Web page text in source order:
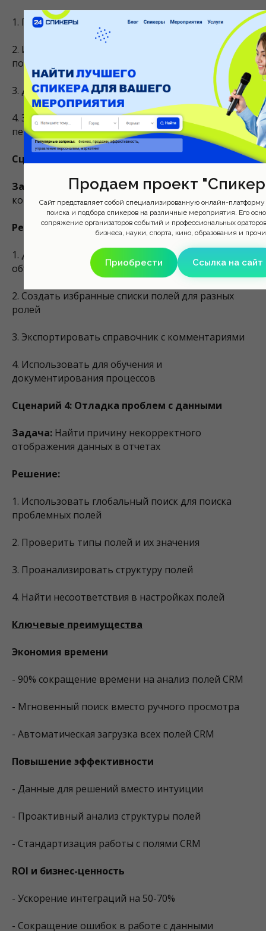
1. Перейти на вкладку "Сделки"
2. Использовать поиск для фильтрации нужных
полей
3. Добавить важные поля в избранное
4. Экспортировать избранные поля в CSV для
передачи разработчикам
Сценарий 3: Обучение новых сотрудников
Задача:
Создать справочник полей для обучения
команды продаж
Решение:
1. Добавить комментарии к важным полям с
объяснением их назначения
2. Создать избранные списки полей для разных
ролей
3. Экспортировать справочник с комментариями
4. Использовать для обучения и
документирования процессов
Сценарий 4: Отладка проблем с данными
Задача: Найти причину некорректного
отображения данных в отчетах
Решение:
1. Использовать глобальный поиск для поиска
проблемных полей
2. Проверить типы полей и их значения
3. Проанализировать структуру полей
4. Найти несоответствия в настройках полей
Ключевые преимущества
Экономия времени
- 90% сокращение времени на анализ полей CRM
- Мгновенный поиск вместо ручного просмотра
- Автоматическая загрузка всех полей CRM
Повышение эффективности
- Данные для решений вместо интуиции
- Проактивный анализ структуры полей
- Стандартизация работы с полями CRM
ROI и бизнес-ценность
- Ускорение интеграций на 50-70%
- Сокращение ошибок в работе с данными
Продаем проект
Сайт представляет собой специализированную онлайн-
поиска и подбора спикеров на различные мероприятия. Его
сопряжение организаторов событий и профессиональных
бизнеса, науки, спорта, кино, образования и
Приобрести Ссылка на сайт